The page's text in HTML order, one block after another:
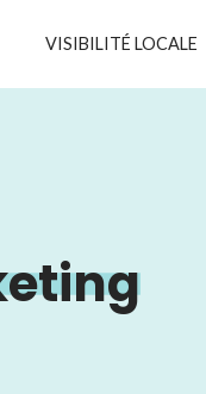
VISIBILITÉ LOCALE